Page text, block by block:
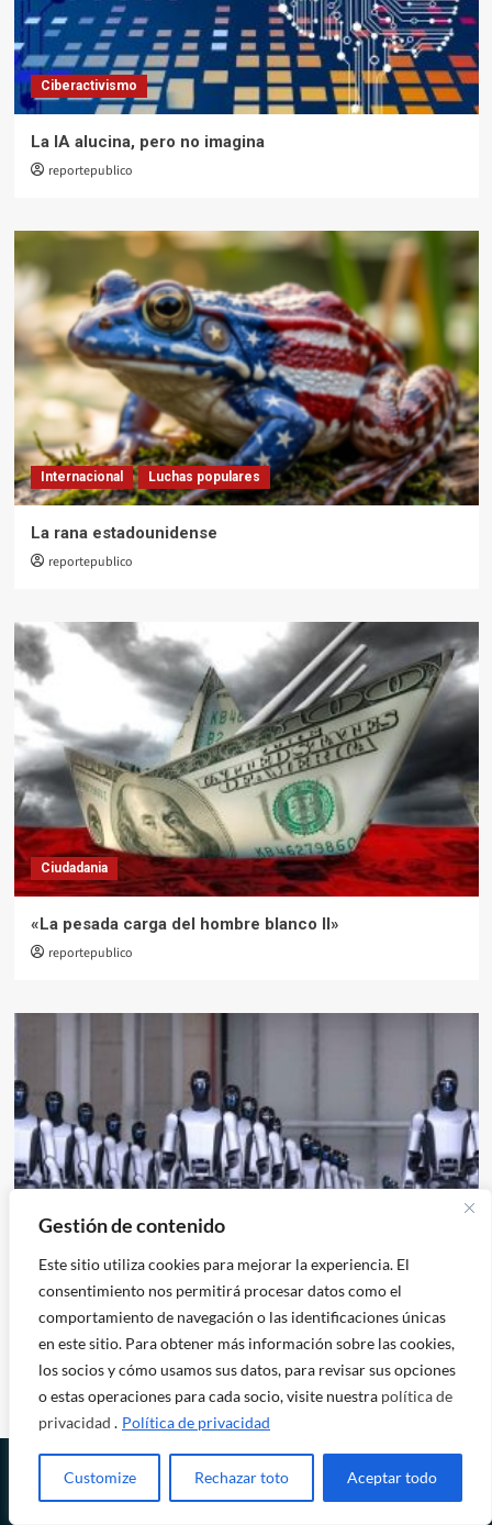
Gestión de contenido
Este sitio utiliza cookies para mejorar la experiencia. El
consentimiento nos permitirá procesar datos como el
comportamiento de navegación o las identificaciones únicas
en este sitio. Para obtener más información sobre las cookies,
los socios y cómo usamos sus datos, para revisar sus opciones
o estas operaciones para cada socio, visite nuestra política de
privacidad . Política de privacidad
Customize Rechazar toto Aceptar todo
Ciberactivismo
La IA alucina, pero no imagina
reportepublico
Internacional Luchas populares
La rana estadounidense
reportepublico
Ciudadania
«La pesada carga del hombre blanco II»
reportepublico
Ciberactivismo
Transhumanismo, androides, lucha de clases y el
futuro del trabajo
reportepublico